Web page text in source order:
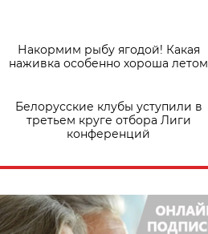
Накормим рыбу ягодой! Какая
наживка особенно хороша летом
Белорусские клубы уступили в
третьем круге отбора Лиги
конференций